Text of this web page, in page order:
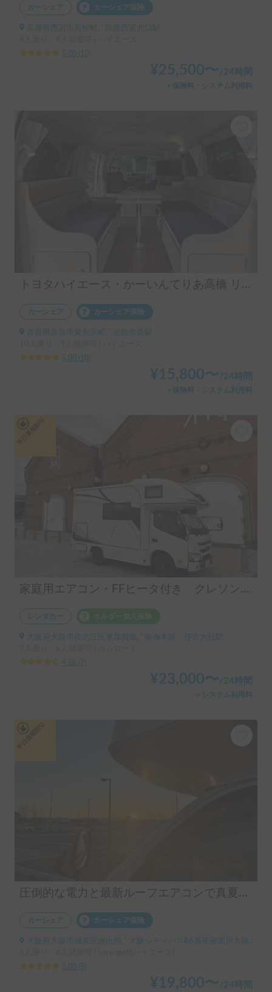
カーシェア カーシェア保険
兵庫県西宮市高松町, ' 阪急西宮北口駅
5.00
¥25,500〜 /24時間
＋保険料・システム利用料
トヨタハイエース・かーいんてりあ高橋 リラックスワゴンタイプ1 ・10人乗り
カーシェア カーシェア保険
奈良県奈良市東包永町, ' 近鉄奈良駅
5.00
¥ 15,800〜 /24時間
＋保険料・システム利用料
家庭用エアコン・FFヒータ付き クレソンジャーニー号 冬季スタットレスタイヤ装着
レンタカー
大阪府大阪市住之江区東加賀屋, ' 南海本線 住吉大社駅
4.86
7
¥23,000〜 /24時間
＋システム利用料
圧倒的な電力と最新ルーフエアコンで真夏の車内も快適！安心のトイレも完備！ペット🐶😺同乗も可能！走行安定性抜群の4WDキャンピングカーで未知の旅に出掛けませんか？
カーシェア カーシェア保険
大阪府大阪市城東区放出西, ' 大阪シティバス86系統寝屋川大橋停留所
5.00
5
¥ 19,800〜/24時間